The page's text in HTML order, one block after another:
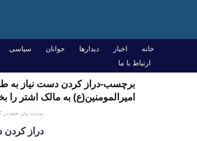
خانه اخبار دیدارها جوانان سیاسی
ارتباط با ما
برچسب-دراز کردن دست نیاز به
امیرالمومنین(ع) به مالک اشتر را
نماینده ولی فقیه در
دراز کردن